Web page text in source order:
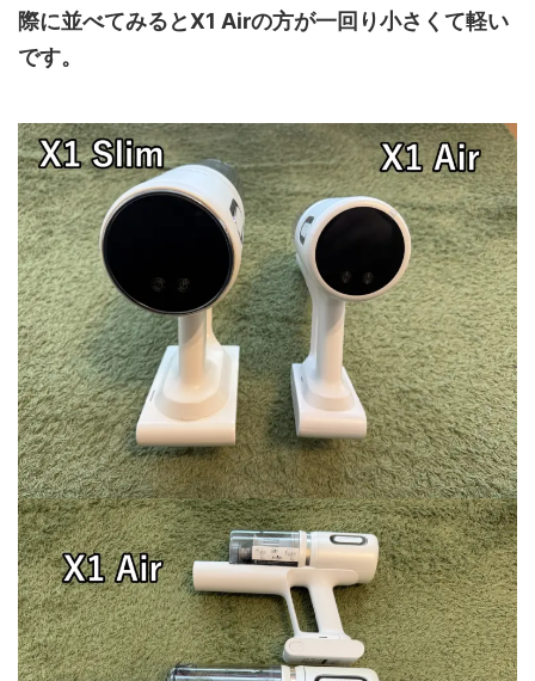
際に並べてみるとX1 Airの方が一回り小さくて軽い
です。